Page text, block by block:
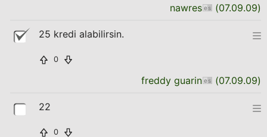
nawres (07.09.09)
25 kredi alabilirsin.
0
freddy guarin (07.09.09)
22
0